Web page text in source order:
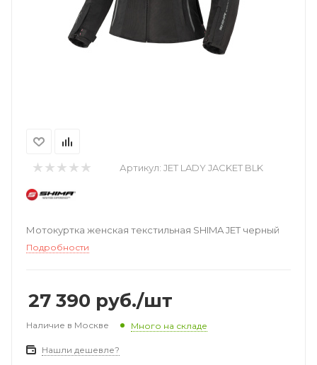
Артикул: JET LADY JACKET BLK
Мотокуртка женская текстильная SHIMA JET черный
Подробности
27 390 руб./шт
Наличие в Москве Много на складе
Нашли дешевле?